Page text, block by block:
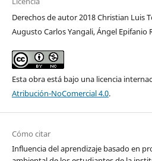
Derechos de autor 2018 Christian Luis
Augusto Carlos Yangali, Ángel Epifanio
Esta obra está bajo una licencia
Atribución-NoComercial 4.0.
Cómo citar
Influencia del aprendizaje basado en